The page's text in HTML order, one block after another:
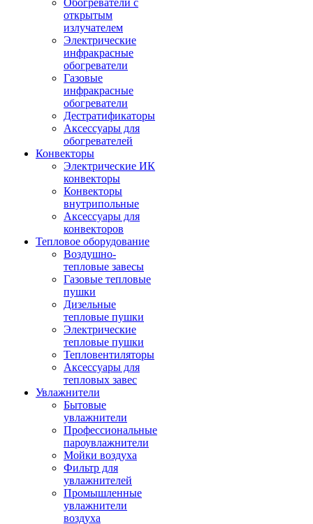
Обогреватели с
открытым
излучателем
Электрические
инфракрасные
обогреватели
Газовые
инфракрасные
обогреватели
Дестратификаторы
Аксессуары для
обогревателей
Конвекторы
Электрические ИК
конвекторы
Конвекторы
внутрипольные
Аксессуары для
конвекторов
Тепловое оборудование
Воздушно-
тепловые завесы
Газовые тепловые
пушки
Дизельные
тепловые пушки
Электрические
тепловые пушки
Тепловентиляторы
Аксессуары для
тепловых завес
Увлажнители
Бытовые
увлажнители
Профессиональные
пароувлажнители
Мойки воздуха
Фильтр для
увлажнителей
Промышленные
увлажнители
воздуха